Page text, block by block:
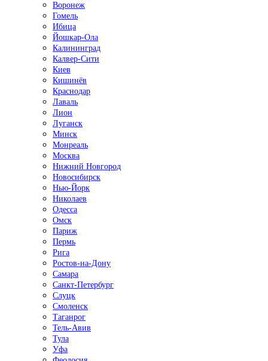
Воронеж
Гомель
Ибица
Йошкар-Ола
Калининград
Калвер-Сити
Киев
Кишинёв
Краснодар
Лаваль
Лион
Луганск
Минск
Монреаль
Москва
Нижний Новгород
Новосибирск
Нью-Йорк
Николаев
Одесса
Омск
Париж
Пермь
Рига
Ростов-на-Дону
Самара
Санкт-Петербург
Слуцк
Смоленск
Таганрог
Тель-Авив
Тула
Уфа